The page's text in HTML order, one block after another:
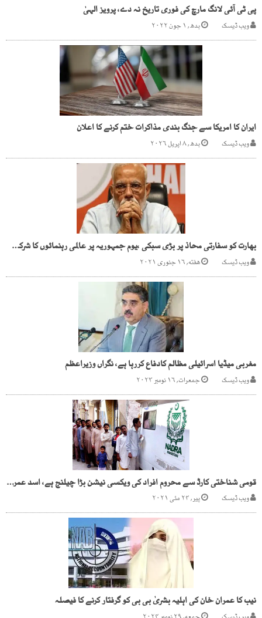
پی ٹی آئی لانگ مارچ کی فوری تاریخ نہ دے، پرویز الہیٰ
ویب ڈیسک بدھ, ۱ جون ۲۰۲۲
ایران کا امریکا سے جنگ بندی مذاکرات ختم کرنے کا اعلان
ویب ڈیسک بدھ, ۸ اپریل ۲۰۲۶
بھارت کو سفارتی محاذ پر بڑی سبکی ،یوم جمہوریہ پر عالمی رہنمائوں کا شرکت سے انکار
ویب ڈیسک هفته, ۱۶ جنوری ۲۰۲۱
مغربی میڈیا اسرائیلی مظالم کادفاع کررہا ہے، نگراں وزیراعظم
ویب ڈیسک جمعرات, ۱۶ نومبر ۲۰۲۳
قومی شناختی کارڈ سے محروم افراد کی ویکسی نیشن بڑا چیلنج ہے، اسد عمرکا اعتراف
ویب ڈیسک پیر, ۲۴ مئی ۲۰۲۱
نیب کا عمران خان کی اہلیہ بشریٰ بی بی کو گرفتار کرنے کا فیصلہ